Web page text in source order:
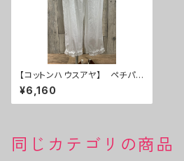
【コットンハウスアヤ】 ペチパン
ツ ２０％ＯＦＦ
¥6,160
同じカテゴリの商品